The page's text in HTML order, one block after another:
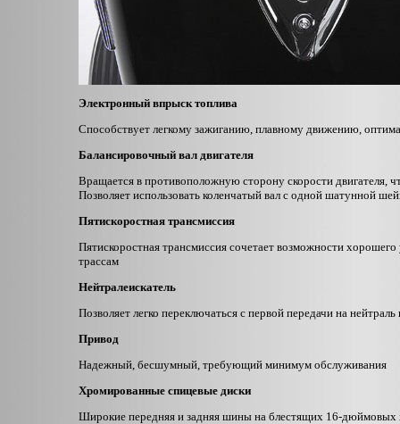
Электронный впрыск топлива
Способствует легкому зажиганию, плавному движению,
Балансировочный вал двигателя
Вращается в противоположную сторону скорости двигателя,
Позволяет использовать коленчатый вал с одной шатунной
Пятискоростная трансмиссия
Пятискоростная трансмиссия сочетает возможности
трассам
Нейтралеискатель
Позволяет легко переключаться с первой передачи на
Привод
Надежный, бесшумный, требующий минимум обслуживания
Хромированные спицевые диски
Широкие передняя и задняя шины на блестящих 16-дюймовых